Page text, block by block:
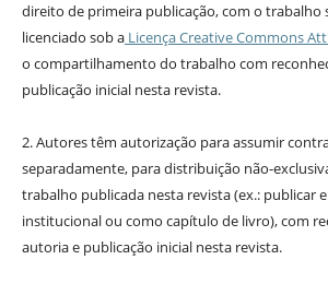
direito de primeira publicação, com o
licenciado sob aLicença Creative Commons
o compartilhamento do trabalho com
publicação inicial nesta revista.
2. Autores têm autorização para assumir
separadamente, para distribuição não-
trabalho publicada nesta revista (ex.: publicar
institucional ou como capítulo de livro), com
autoria e publicação inicial nesta revista.